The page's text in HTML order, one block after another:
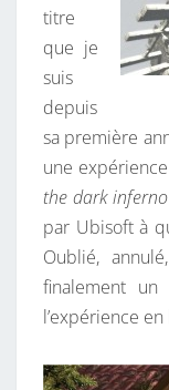
titre
que je
suis
depuis
sa première
une
the dark inferno
par Ubisoft à
Oublié,
finalement
l’expérience en